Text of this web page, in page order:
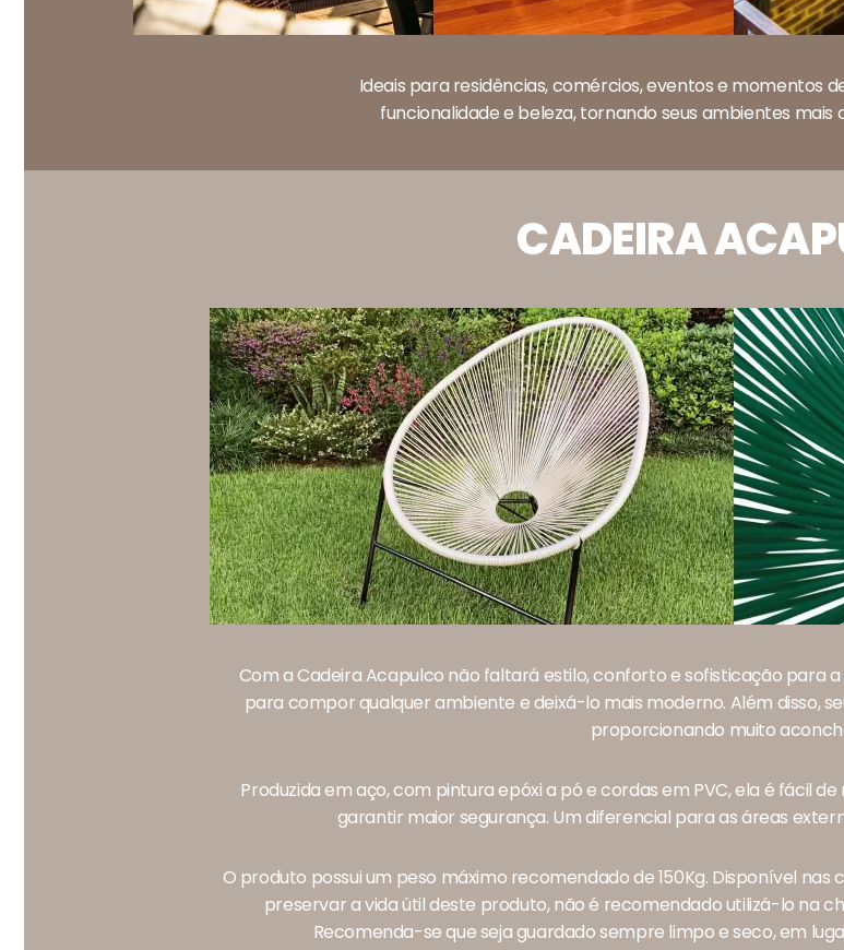
Ideais para residências, comércios, eventos e momentos
funcionalidade e beleza, tornando seus ambientes mais
CADEIRA
Com a Cadeira Acapulco não faltará estilo, conforto e sofisticação para
para compor qualquer ambiente e deixá-lo mais moderno. Além disso,
proporcionando muito
Produzida em aço, com pintura epóxi a pó e cordas em PVC, ela é fácil
garantir maior segurança. Um diferencial para as áreas
O produto possui um peso máximo recomendado de 150Kg. Disponível
preservar a vida útil deste produto, não é recomendado utilizá-lo na
Recomenda-se que seja guardado sempre limpo e seco, em